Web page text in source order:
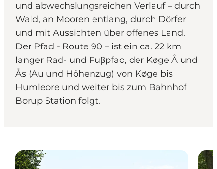
und abwechslungsreichen Verlauf – durch
Wald, an Mooren entlang, durch Dörfer
und mit Aussichten über offenes Land.
Der Pfad - Route 90 – ist ein ca. 22 km
langer Rad- und Fuβpfad, der Køge Å und
Ås (Au und Höhenzug) von Køge bis
Humleore und weiter bis zum Bahnhof
Borup Station folgt.